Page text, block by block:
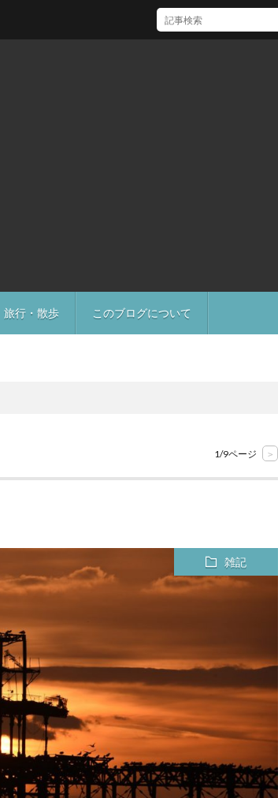
旅行・散歩 このブログについて
[Mac]Mac mini M1 がいい感じ
1/9ページ >
雑記